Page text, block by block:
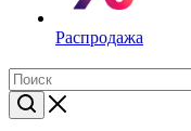
Распродажа